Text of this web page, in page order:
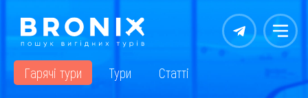
Контакты Меню
Гарячі тури Тури Статті